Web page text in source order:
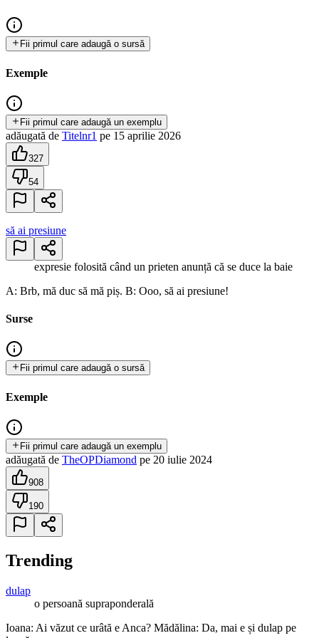
Fii primul care adaugă o sursă
Exemple
Fii primul care adaugă un exemplu
adăugată de Titelnr1 pe 15 aprilie 2026
327
54
să ai presiune
expresie folosită când un prieten anunță că se duce la baie
A: Brb, mă duc să mă piș. B: Ooo, să ai presiune!
Surse
Fii primul care adaugă o sursă
Exemple
Fii primul care adaugă un exemplu
adăugată de TheOPDiamond pe 20 iulie 2024
908
190
Trending
dulap
o persoană supraponderală
Ioana: Ai văzut ce urâtă e Anca? Mădălina: Da, mai e și dulap pe